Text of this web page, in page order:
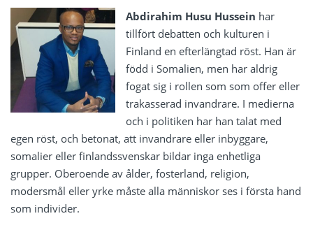
Abdirahim Husu Hussein har
tillfört debatten och kulturen i
Finland en efterlängtad röst. Han är
född i Somalien, men har aldrig
fogat sig i rollen som som offer eller
trakasserad invandrare. I medierna
och i politiken har han talat med
egen röst, och betonat, att invandrare eller inbyggare,
somalier eller finlandssvenskar bildar inga enhetliga
grupper. Oberoende av ålder, fosterland, religion,
modersmål eller yrke måste alla människor ses i första hand
som individer.